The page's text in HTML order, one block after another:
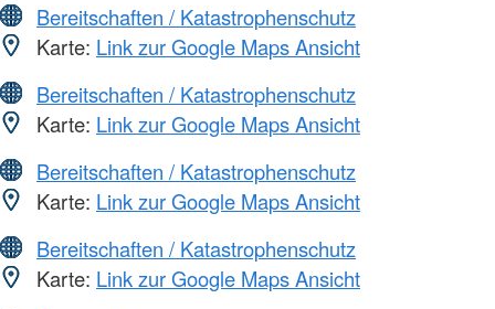
Bereitschaften / Katastrophenschutz
Karte: Link zur Google Maps Ansicht
Bereitschaften / Katastrophenschutz
Karte: Link zur Google Maps Ansicht
Bereitschaften / Katastrophenschutz
Karte: Link zur Google Maps Ansicht
Bereitschaften / Katastrophenschutz
Karte: Link zur Google Maps Ansicht